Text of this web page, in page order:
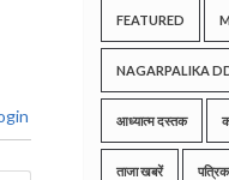
FEATURED
NAGARPALIKA
आध्यात्म दस्तक
ताजा खबरें